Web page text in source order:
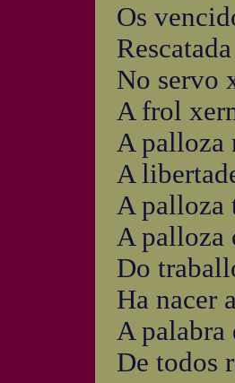
Os
No servo
A frol
A palloza
A
A palloza
A palloza
Do
Ha nacer
A palabra
De todos